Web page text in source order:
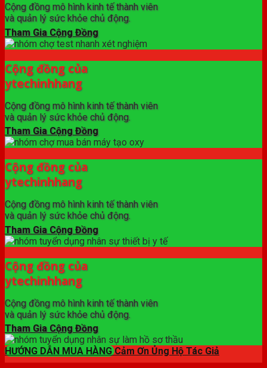
Cộng đồng mô hình kinh tế thành viên
và quản lý sức khỏe chủ động.
Tham Gia Cộng Đồng
Cộng đồng của
ytechinhhang
Cộng đồng mô hình kinh tế thành viên
và quản lý sức khỏe chủ động.
Tham Gia Cộng Đồng
Cộng đồng của
ytechinhhang
Cộng đồng mô hình kinh tế thành viên
và quản lý sức khỏe chủ động.
Tham Gia Cộng Đồng
Cộng đồng của
ytechinhhang
Cộng đồng mô hình kinh tế thành viên
và quản lý sức khỏe chủ động.
Tham Gia Cộng Đồng
HƯỚNG DẪN MUA HÀNG Cảm Ơn Ủng Hộ Tác Giả